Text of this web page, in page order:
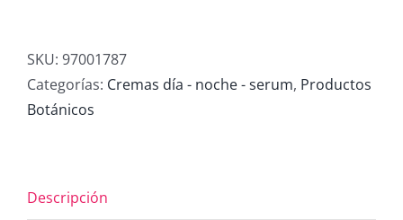
bioadaptativa
textura
GEL
SKU: 97001787
Categorías: Cremas día - noche - serum, Productos
Botánicos
Descripción